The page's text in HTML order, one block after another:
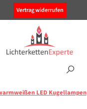
Vertrag widerrufen
LED Kugellampen